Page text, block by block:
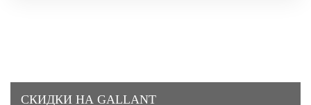
СКИДКИ НА GALLANT